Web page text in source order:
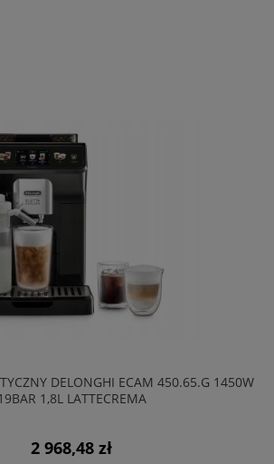
DELONGHI ECAM 450.65.G 1450W
1,8L LATTECREMA
2 968,48 zł